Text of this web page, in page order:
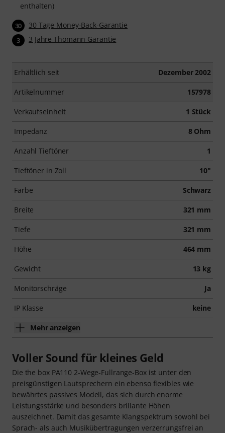
enthalten)
30 30 Tage Money-Back-Garantie
3 3 Jahre Thomann Garantie
Erhältlich seit Dezember 2002
Artikelnummer 157978
Verkaufseinheit 1 Stück
Impedanz 8 Ohm
Anzahl Tieftöner 1
Tieftöner in Zoll 10"
Farbe Schwarz
Breite 321 mm
Tiefe 321 mm
Höhe 464 mm
Gewicht 13 kg
Monitorschräge Ja
IP Klasse keine
Mehr anzeigen
Voller Sound für kleines Geld
Die the box PA110 2-Wege-Fullrange-Box ist unter den
preisgünstigen Lautsprechern ein ebenso flexibles wie
bewährtes passives Modell, das sich durch enorme
Leistungsstärke und besonders brillante Höhen
auszeichnet. Damit das gesamte Klangspektrum sowohl bei
Sprach- als auch Musikübertragungen verzerrungsfrei an